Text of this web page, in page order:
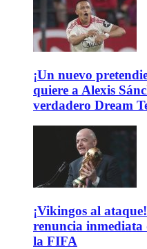
¡Un nuevo
quiere a Alexis
verdadero Dream
¡Vikingos al
renuncia
la FIFA